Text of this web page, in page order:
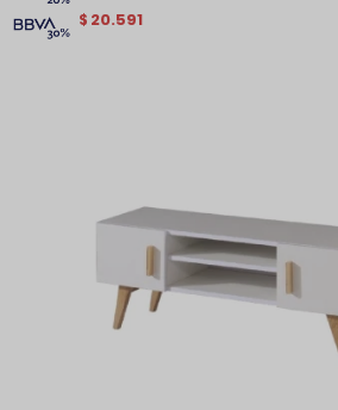
$ 20.591